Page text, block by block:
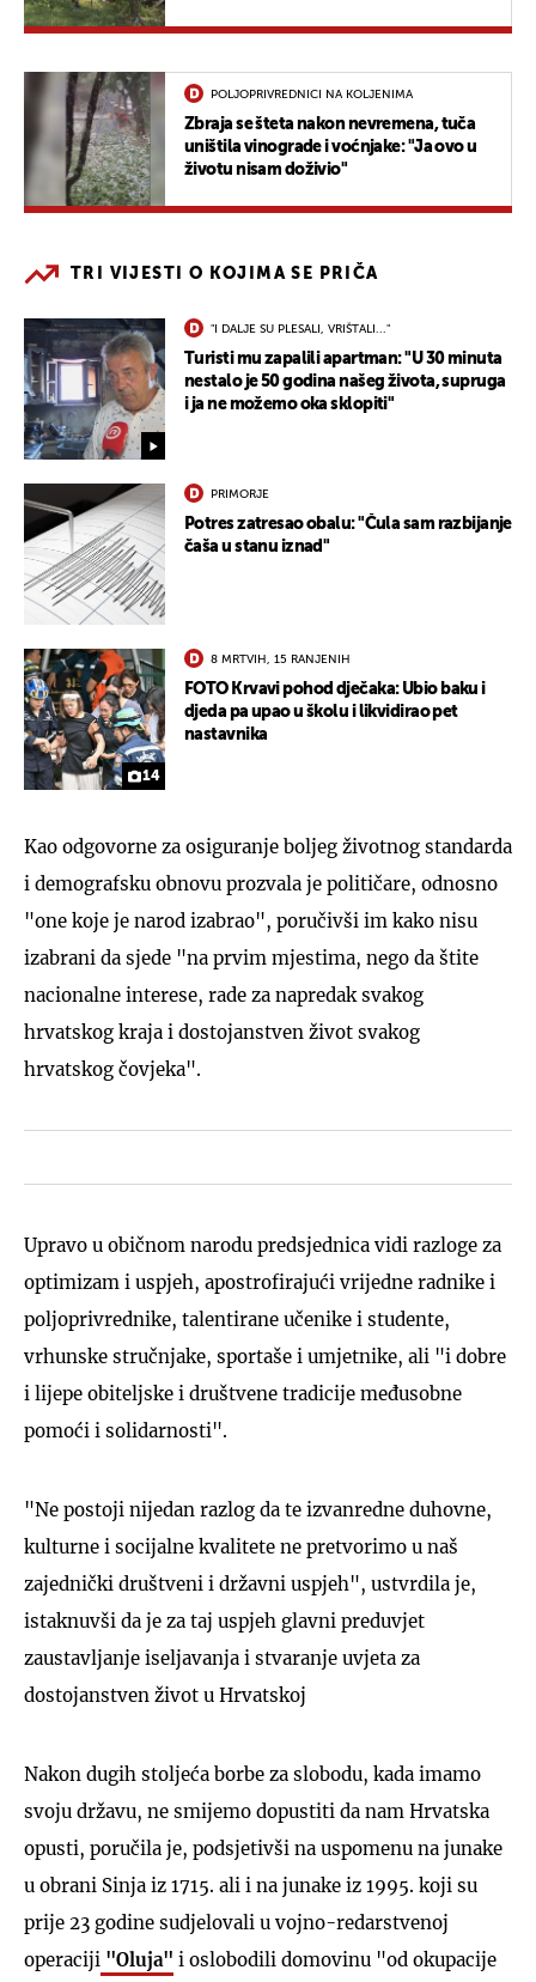
POLJOPRIVREDNICI NA KOLJENIMA
Zbraja se šteta nakon nevremena, tuča
uništila vinograde i voćnjake: "Ja ovo u
životu nisam doživio"
TRI VIJESTI O KOJIMA SE PRIČA
"I DALJE SU PLESALI, VRIŠTALI..."
Turisti mu zapalili apartman: "U 30 minuta
nestalo je 50 godina našeg života, supruga
i ja ne možemo oka sklopiti"
PRIMORJE
Potres zatresao obalu: "Čula sam razbijanje
čaša u stanu iznad"
14
8 MRTVIH, 15 RANJENIH
FOTO Krvavi pohod dječaka: Ubio baku i
djeda pa upao u školu i likvidirao pet
nastavnika
Kao odgovorne za osiguranje boljeg životnog standarda
i demografsku obnovu prozvala je političare, odnosno
"one koje je narod izabrao", poručivši im kako nisu
izabrani da sjede "na prvim mjestima, nego da štite
nacionalne interese, rade za napredak svakog
hrvatskog kraja i dostojanstven život svakog
hrvatskog čovjeka".
Upravo u običnom narodu predsjednica vidi razloge za
optimizam i uspjeh, apostrofirajući vrijedne radnike i
poljoprivrednike, talentirane učenike i studente,
vrhunske stručnjake, sportaše i umjetnike, ali "i dobre
i lijepe obiteljske i društvene tradicije međusobne
pomoći i solidarnosti".
"Ne postoji nijedan razlog da te izvanredne duhovne,
kulturne i socijalne kvalitete ne pretvorimo u naš
zajednički društveni i državni uspjeh", ustvrdila je,
istaknuvši da je za taj uspjeh glavni preduvjet
zaustavljanje iseljavanja i stvaranje uvjeta za
dostojanstven život u Hrvatskoj
Nakon dugih stoljeća borbe za slobodu, kada imamo
svoju državu, ne smijemo dopustiti da nam Hrvatska
opusti, poručila je, podsjetivši na uspomenu na junake
u obrani Sinja iz 1715. ali i na junake iz 1995. koji su
prije 23 godine sudjelovali u vojno-redarstvenoj
operaciji "Oluja" i oslobodili domovinu "od okupacije